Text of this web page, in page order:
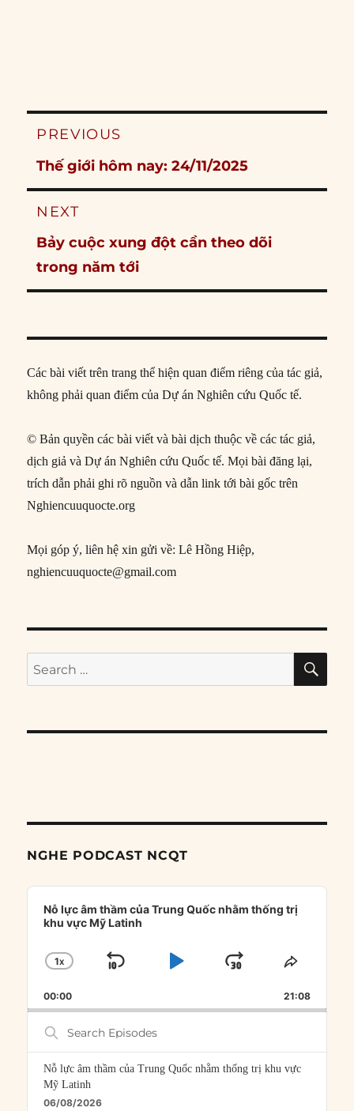
Post
PREVIOUS
Previous
post:
Thế giới hôm nay: 24/11/2025
NEXT
Next
post:
Bảy cuộc xung đột cần theo dõi
trong năm tới
Các bài viết trên trang thể hiện quan điểm riêng của tác giả,
không phải quan điểm của Dự án Nghiên cứu Quốc tế.
© Bản quyền các bài viết và bài dịch thuộc về các tác giả,
dịch giả và Dự án Nghiên cứu Quốc tế. Mọi bài đăng lại,
trích dẫn phải ghi rõ nguồn và dẫn link tới bài gốc trên
Nghiencuuquocte.org
Mọi góp ý, liên hệ xin gửi về: Lê Hồng Hiệp,
nghiencuuquocte@gmail.com
Search
for:
NGHE PODCAST NCQT
Audio
Player
Nỗ lực âm thầm của Trung Quốc nhằm thống trị
khu vực Mỹ Latinh
CHANGE
RATE
1X
SKIP
PLAYJUMP
FORWARD
SHARE
00:00 21:08
Search
Episodes
Nỗ lực âm thầm của Trung Quốc nhằm thống trị khu vực
Mỹ Latinh
06/08/2026